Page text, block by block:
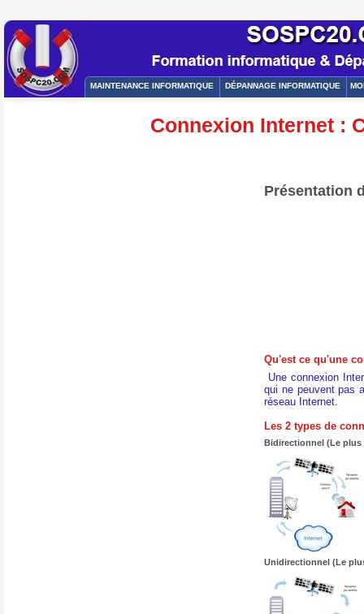
MAINTENANCE INFORMATIQUE DÉPANNAGE INFORMATIQUE
Connexion Internet :
Présentation
Qu'est ce qu'une
Une connexion
qui ne peuvent pas
réseau Internet.
Les 2 types de
Bidirectionnel (Le plus
Unidirectionnel (Le